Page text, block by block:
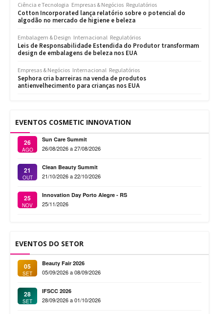
Ciência e Tecnologia Empresas & Negócios Regulatórios
Cotton Incorporated lança relatório sobre o potencial do
algodão no mercado de higiene e beleza
Embalagem & Design Internacional Regulatórios
Leis de Responsabilidade Estendida do Produtor transformam
design de embalagens de beleza nos EUA
Empresas & Negócios Internacional Regulatórios
Sephora cria barreiras na venda de produtos
antienvelhecimento para crianças nos EUA
EVENTOS COSMETIC INNOVATION
26
AGO
Sun Care Summit
26/08/2026 a 27/08/2026
21
OUT
Clean Beauty Summit
21/10/2026 a 22/10/2026
25
NOV
Innovation Day Porto Alegre - RS
25/11/2026
EVENTOS DO SETOR
05
SET
Beauty Fair 2026
05/09/2026 a 08/09/2026
28
SET
IFSCC 2026
28/09/2026 a 01/10/2026